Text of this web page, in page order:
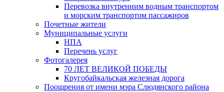
Перевозка внутренним водным транспортом
и морским транспортом пассажиров
Почетные жители
Муниципальные услуги
НПА
Перечень услуг
Фотогалерея
70 ЛЕТ ВЕЛИКОЙ ПОБЕДЫ
Кругобайкальская железная дорога
Поощрения от имени мэра Слюдянского района